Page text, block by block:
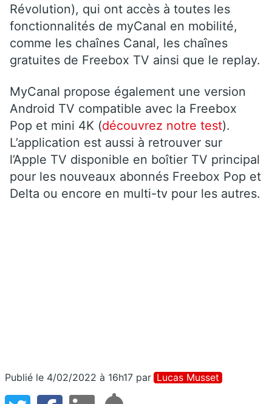
Révolution), qui ont accès à toutes les
fonctionnalités de myCanal en mobilité,
comme les chaînes Canal, les chaînes
gratuites de Freebox TV ainsi que le replay.
MyCanal propose également une version
Android TV compatible avec la Freebox
Pop et mini 4K (découvrez notre test).
L’application est aussi à retrouver sur
l’Apple TV disponible en boîtier TV principal
pour les nouveaux abonnés Freebox Pop et
Delta ou encore en multi-tv pour les autres.
Publié le 4/02/2022 à 16h17 par Lucas Musset